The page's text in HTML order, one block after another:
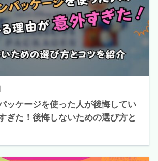
ッケージを使った人が後悔してい
ぎた！後悔しないための選び方と